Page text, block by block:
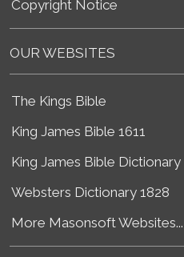
Copyright Notice
OUR WEBSITES
The Kings Bible
King James Bible 1611
King James Bible Dictionary
Websters Dictionary 1828
More Masonsoft Websites...